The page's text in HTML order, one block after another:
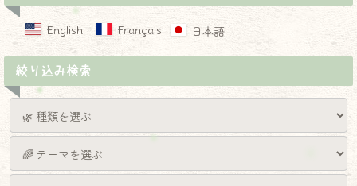
English Français 日本語
絞り込み検索